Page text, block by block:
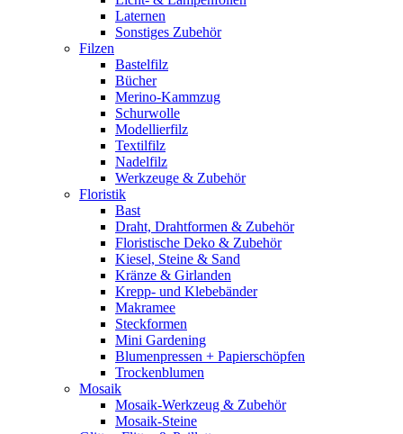
Laternen
Sonstiges Zubehör
Filzen
Bastelfilz
Bücher
Merino-Kammzug
Schurwolle
Modellierfilz
Textilfilz
Nadelfilz
Werkzeuge & Zubehör
Floristik
Bast
Draht, Drahtformen & Zubehör
Floristische Deko & Zubehör
Kiesel, Steine & Sand
Kränze & Girlanden
Krepp- und Klebebänder
Makramee
Steckformen
Mini Gardening
Blumenpressen + Papierschöpfen
Trockenblumen
Mosaik
Mosaik-Werkzeug & Zubehör
Mosaik-Steine